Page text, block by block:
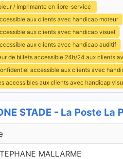
/ imprimante en libre-service
aux clients avec handicap moteur
aux clients avec handicap visuel
aux clients avec handicap auditif
de billets accessible 24h/24 aux clients
accessible aux clients avec
accessibles aux clients avec handicap
STADE - La Poste La
MALLARME